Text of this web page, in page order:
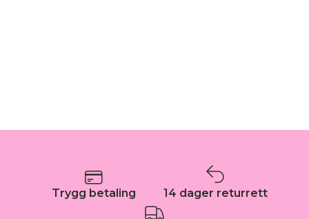
Trygg betaling 14 dager returrett